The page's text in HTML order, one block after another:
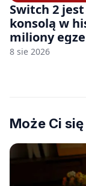
Switch 2
konsolą w
miliony
8 sie 2026
Może Ci